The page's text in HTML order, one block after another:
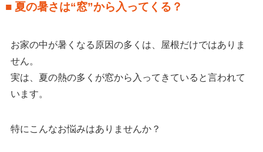
■ 夏の暑さは“窓”から入ってくる？
お家の中が暑くなる原因の多くは、屋根だけではありま
せん。
実は、夏の熱の多くが窓から入ってきていると言われて
います。
特にこんなお悩みはありませんか？